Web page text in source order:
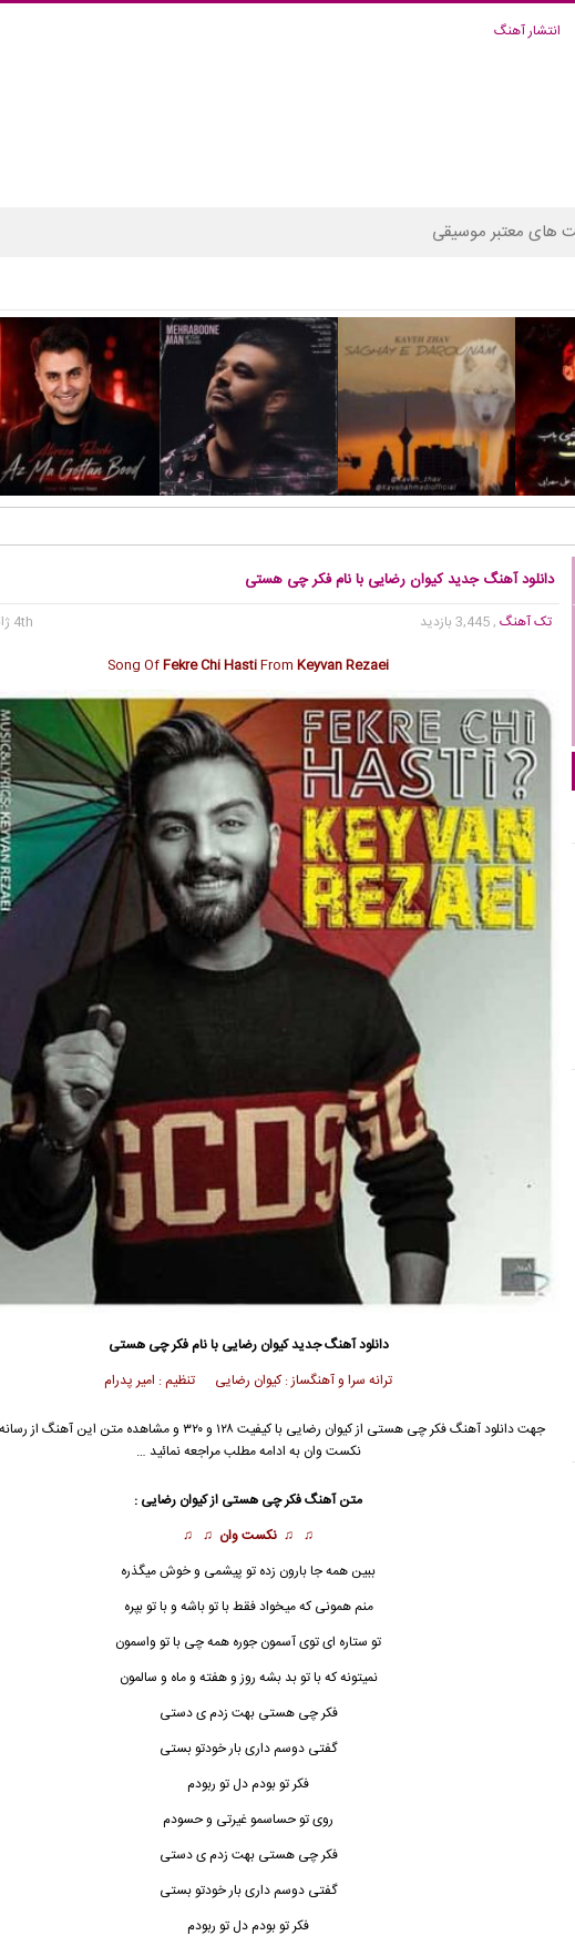
انتشار آهنگ
معتبر موسیقی
دانلود آهنگ جدید کیوان رضایی با نام فکر چی هستی
تک آهنگ, 3,445 بازدید
4th ژانویه 2019
Song OfFekre Chi HastiFromKeyvan Rezaei
دانلود آهنگ جدیدکیوان رضایی با نام فکر چی هستی
ترانه سرا و آهنگساز : کیوان رضایی تنظیم : امیر پدرام
جهت دانلود آهنگ فکر چی هستی ازکیوان رضایی
با کیفیت ۱۲۸ و ۳۲۰ و مشاهده متن این آهنگ از
نکست وان به ادامه مطلب مراجعه نمائید …
متن آهنگ فکر چی هستی ازکیوان رضایی :
♫ ♫ نکست وان ♫ ♫
ببین همه جا بارون زده تو پیشمی و خوش میگذره
منم همونی که میخواد فقط با تو باشه و با تو بپره
تو ستاره ای توی آسمون جوره همه چی با تو واسمون
نمیتونه که با تو بد بشه روز و هفته و ماه و سالمون
فکر چی هستی بهت زدم ی دستی
گفتی دوسم داری بار خودتو بستی
فکر تو بودم دل تو ربودم
روی تو حساسمو غیرتی و حسودم
فکر چی هستی بهت زدم ی دستی
گفتی دوسم داری بار خودتو بستی
فکر تو بودم دل تو ربودم